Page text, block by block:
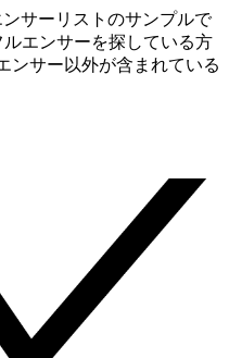
サーリストのサンプルで
ルエンサーを探している方
ンサー以外が含まれている